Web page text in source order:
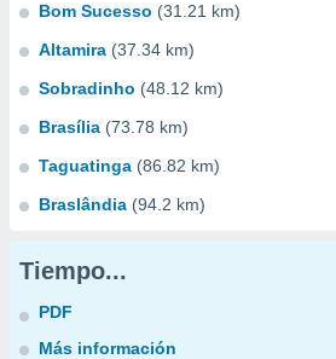
Bom Sucesso (31.21 km)
Altamira (37.34 km)
Sobradinho (48.12 km)
Brasília (73.78 km)
Taguatinga (86.82 km)
Braslândia (94.2 km)
Tiempo...
PDF
Más información